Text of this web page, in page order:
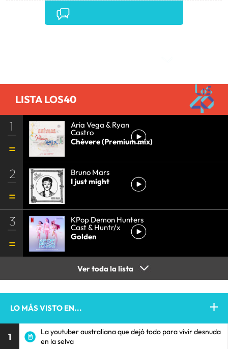
LISTA LOS40
1 Aria Vega & Ryan
Castro
Chévere (Premium mix)
2
Bruno Mars
I just might
3 KPop Demon Hunters
Cast & Huntr/x
Golden
Ver toda la lista
LO MÁS VISTO EN...
1
La youtuber australiana que dejó todo para vivir desnuda
en la selva